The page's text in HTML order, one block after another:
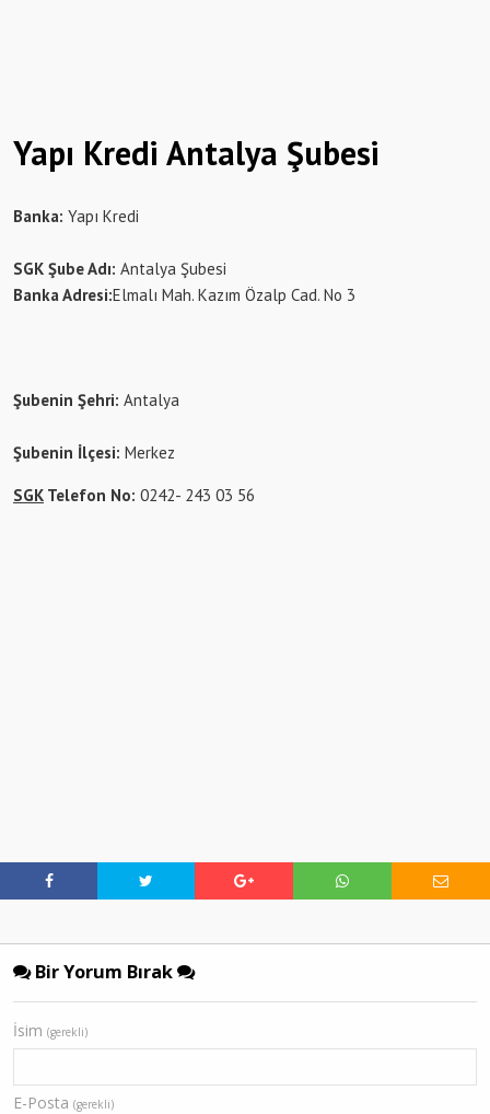
Yapı Kredi Antalya Şubesi
Banka: Yapı Kredi
SGK Şube Adı: Antalya Şubesi
Banka Adresi:Elmalı Mah. Kazım Özalp Cad. No 3
Şubenin Şehri: Antalya
Şubenin İlçesi: Merkez
SGK Telefon No: 0242- 243 03 56
Bir Yorum Bırak
İsim (gerekli)
E-Posta (gerekli)